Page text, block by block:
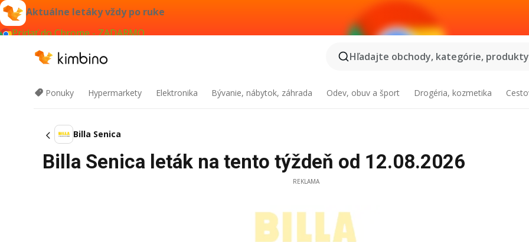
Aktuálne letáky vždy po ruke
Pridať do Chrome - ZADARMO
Hľadajte obchody, kategórie,
Ponuky Hypermarkety Elektronika Bývanie, nábytok, záhrada Odev, obuv a šport Drogéria, kozmetika
Billa Senica
Billa Senica leták na tento týždeň od 12.08.2026
REKLAMA